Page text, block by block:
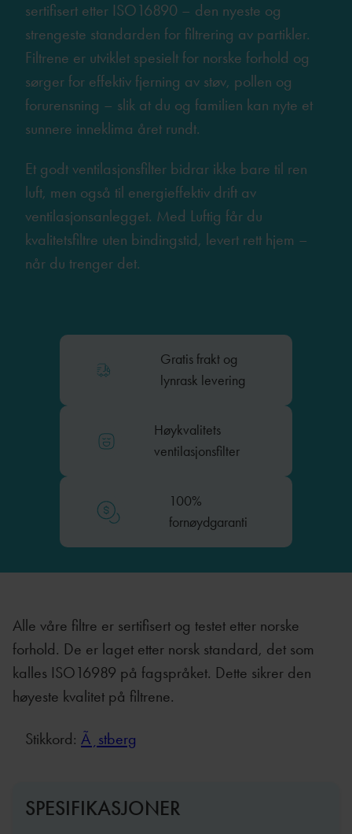
sertifisert etter ISO16890 – den nyeste og
strengeste standarden for filtrering av partikler.
Filtrene er utviklet spesielt for norske forhold og
sørger for effektiv fjerning av støv, pollen og
forurensning – slik at du og familien kan nyte et
sunnere inneklima året rundt.
Et godt ventilasjonsfilter bidrar ikke bare til ren
luft, men også til energieffektiv drift av
ventilasjonsanlegget. Med Luftig får du
kvalitetsfiltre uten bindingstid, levert rett hjem –
når du trenger det.
Gratis frakt og
lynrask levering
Høykvalitets
ventilasjonsfilter
100%
fornøydgaranti
Alle våre filtre er sertifisert og testet etter norske
forhold. De er laget etter norsk standard, det som
kalles ISO16989 på fagspråket. Dette sikrer den
høyeste kvalitet på filtrene.
Stikkord: Ã¸stberg
SPESIFIKASJONER